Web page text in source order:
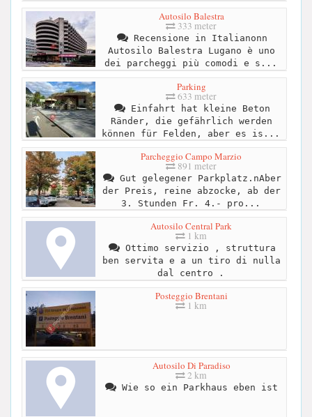
Autosilo Balestra
333 meter
Recensione in Italianonn
Autosilo Balestra Lugano è uno
dei parcheggi più comodi e s...
Parking
633 meter
Einfahrt hat kleine Beton
Ränder, die gefährlich werden
können für Felden, aber es is...
Parcheggio Campo Marzio
891 meter
Gut gelegener Parkplatz.nAber
der Preis, reine abzocke, ab der
3. Stunden Fr. 4.- pro...
Autosilo Central Park
1 km
Ottimo servizio , struttura
ben servita e a un tiro di nulla
dal centro .
Posteggio Brentani
1 km
Autosilo Di Paradiso
2 km
Wie so ein Parkhaus eben ist